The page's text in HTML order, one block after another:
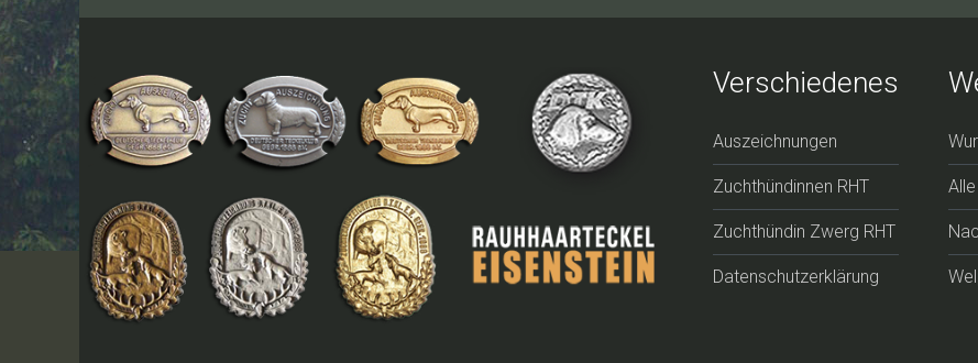
Verschiedenes
Auszeichnungen
Zuchthündinnen RHT
Zuchthündin Zwerg RHT
Datenschutzerklärung